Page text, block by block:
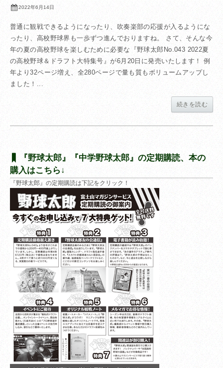
2022年6月14日
普通に観戦できるようになったり、吹奏楽部の応援が入るようにな
ったり、高校野球界も一歩ずつ進んでおりますね。 さて、そんな今
年の夏の高校野球を楽しむために必要な『野球太郎No.043 2022夏
の高校野球＆ドラフト大特集号』が6月20日に発売いたします！ 例
年より32ページ増え、全280ページで量も質もボリュームアップし
ました！...
続きを読む
『野球太郎』『中学野球太郎』の定期購読、本の
購入はこちら↓
『野球太郎』の定期購読は下記をクリック！